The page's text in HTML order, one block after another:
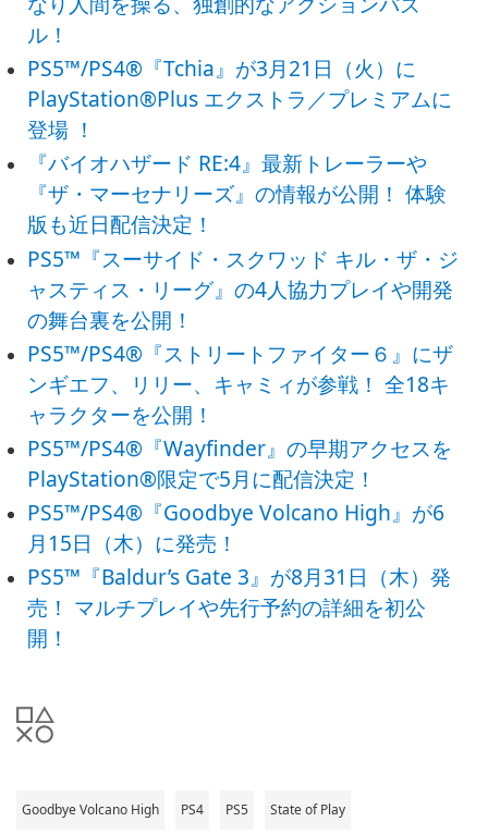
ル！
PS5™/PS4®『Tchia』が3月21日（火）に
PlayStation®Plus エクストラ／プレミアムに
登場 ！
『バイオハザード RE:4』最新トレーラーや
『ザ・マーセナリーズ』の情報が公開！ 体験
版も近日配信決定！
PS5™『スーサイド・スクワッド キル・ザ・ジ
ャスティス・リーグ』の4人協力プレイや開発
の舞台裏を公開！
PS5™/PS4®『ストリートファイター６』にザ
ンギエフ、リリー、キャミィが参戦！ 全18キ
ャラクターを公開！
PS5™/PS4®『Wayfinder』の早期アクセスを
PlayStation®限定で5月に配信決定！
PS5™/PS4®『Goodbye Volcano High』が6
月15日（木）に発売！
PS5™『Baldur’s Gate 3』が8月31日（木）発
売！ マルチプレイや先行予約の詳細を初公
開！
Goodbye Volcano High PS4 PS5 State of Play